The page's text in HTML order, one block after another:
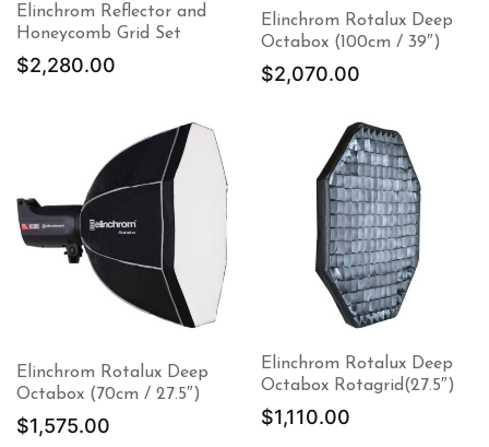
Elinchrom Reflector and
Honeycomb Grid Set
$2,280.00
Elinchrom Rotalux Deep
Octabox (100cm / 39″)
$2,070.00
Elinchrom Rotalux Deep
Octabox (70cm / 27.5″)
$1,575.00
Elinchrom Rotalux Deep
Octabox Rotagrid(27.5″)
$1,110.00